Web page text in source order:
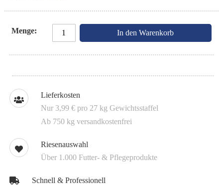
Menge In den Warenkorb
Lieferkosten
Nur 3,99 € pro 27 kg Gewichtsstaffel
Ab 750 kg versandkostenfrei
Riesenauswahl
Über 1.000 Futter- & Pflegeprodukte
Schnell & Professionell